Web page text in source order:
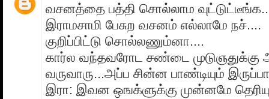
வசனத்தை பத்தி சொல்லாம
இராமசாமி பேசுற வசனம் எல்லாமே நச்....
குறிப்பிட்டு சொல்லணும்னா....
கார்ல வந்தவரோட சண்டை முடுஞதுக்கு
வருவாரு...அப்ப சின்ன பாண்டியும்
இரா: இவன ஒஙக்ளுக்கு முன்னமே